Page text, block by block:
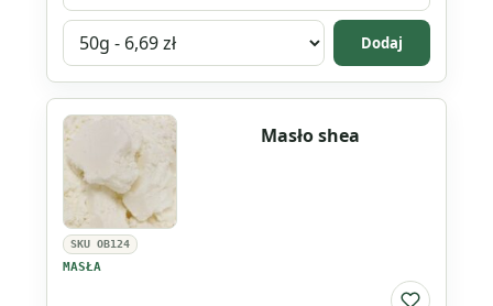
Wybierz
wariant
produktu
Masło
migdałowe
Dodaj
SKU OB124
MASŁA
Masło shea